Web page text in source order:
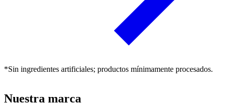
*Sin ingredientes artificiales; productos mínimamente procesados.
Nuestra marca